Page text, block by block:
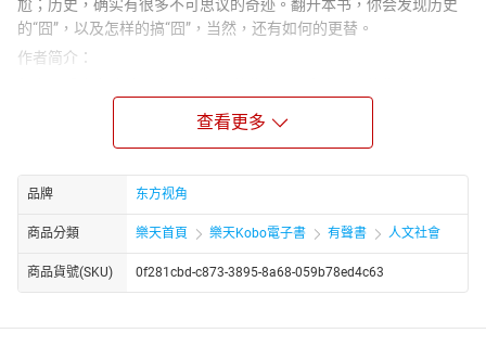
尬；历史，确实有很多不可思议的奇迹。翻开本书，你会发现历史
的“囧”，以及怎样的搞“囧”，当然，还有如何的更替。
作者简介：
望历史的开创者。他曾任重庆川仪总厂有限公司现货供应处经理，
香港第一传媒集团内地期刊《尚品》杂志主编，现为自由撰稿人及
学术性和通俗性，深受读者喜爱。他的代表作包括《玩火者》、
《地核钥匙》、《历史忒不靠谱儿》系列等。
查看更多
品牌 东方视角
商品分類 樂天首頁 樂天Kobo電子書 有聲書 人文社會
商品貨號(SKU) 0f281cbd-c873-3895-8a68-059b78ed4c63